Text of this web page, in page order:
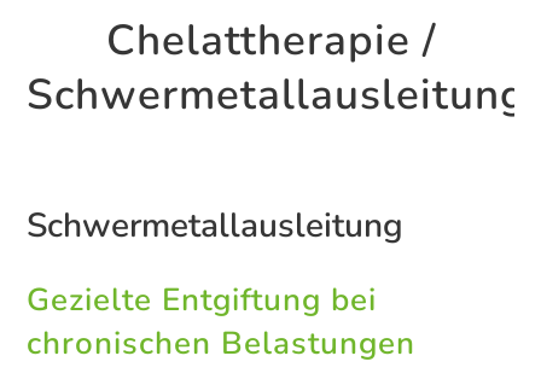
Chelattherapie /
Schwermetallausleitung
Schwermetallausleitung
Gezielte Entgiftung bei
chronischen Belastungen